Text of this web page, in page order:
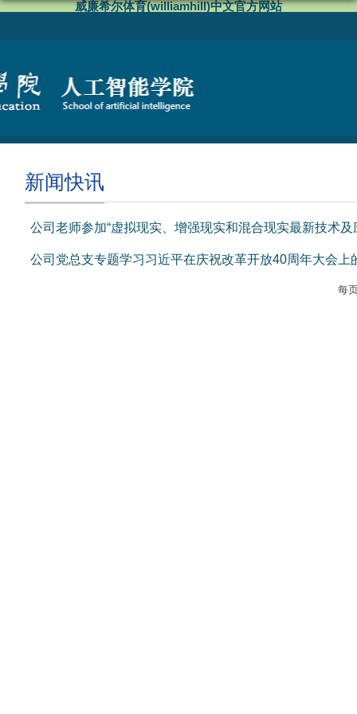
威廉希尔体育(williamhill)中文官方网站
新闻快讯
公司老师参加“虚拟现实、增强现实和混合现实最新技术及
公司党总支专题学习习近平在庆祝改革开放40周年大会上
每